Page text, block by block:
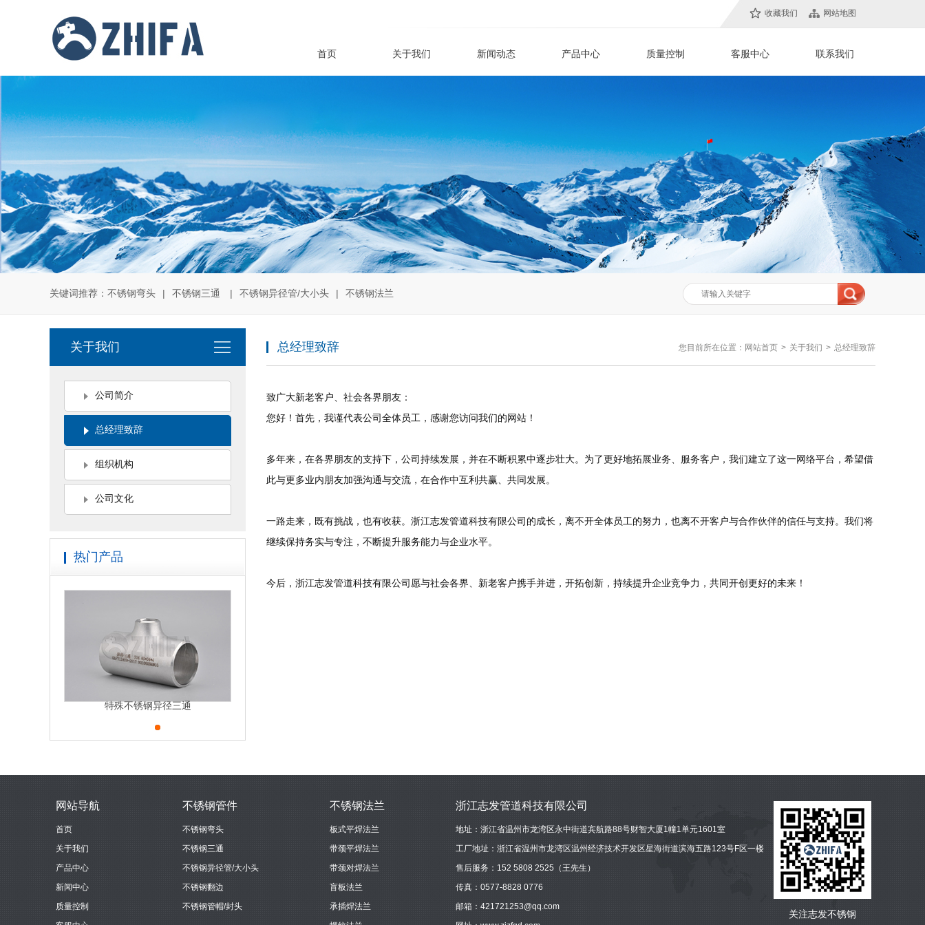
收藏我们 网站地图
首页 关于我们 新闻动态 产品中心 质量控制 客服中心 联系我们
关键词推荐： 不锈钢弯头 | 不锈钢三通 | 不锈钢异径管/大小头 | 不锈钢法兰
关于我们
公司简介
总经理致辞
组织机构
公司文化
热门产品
特殊不锈钢异径三通
总经理致辞 您目前所在位置： 网站首页 > 关于我们 > 总经理致辞
致广大新老客户、社会各界朋友：
您好！首先，我谨代表公司全体员工，感谢您访问我们的网站！
多年来，在各界朋友的支持下，公司持续发展，并在不断积累中逐步壮大。为了更好地拓展业务、服务客户，我们建立了这一网络平台，希望借
此与更多业内朋友加强沟通与交流，在合作中互利共赢、共同发展。
一路走来，既有挑战，也有收获。浙江志发管道科技有限公司的成长，离不开全体员工的努力，也离不开客户与合作伙伴的信任与支持。我们将
继续保持务实与专注，不断提升服务能力与企业水平。
今后，浙江志发管道科技有限公司愿与社会各界、新老客户携手并进，开拓创新，持续提升企业竞争力，共同开创更好的未来！
网站导航
首页
关于我们
产品中心
新闻中心
质量控制
不锈钢管件
不锈钢弯头
不锈钢三通
不锈钢异径管/大小头
不锈钢翻边
不锈钢管帽/封头
不锈钢法兰
板式平焊法兰
带颈平焊法兰
带颈对焊法兰
盲板法兰
承插焊法兰
浙江志发管道科技有限公司
地址：浙江省温州市龙湾区永中街道宾航路88号财智大厦1幢1单元1601室
工厂地址：浙江省温州市龙湾区温州经济技术开发区星海街道滨海五路123号F区一楼
售后服务： 152 5808 2525 （王先生）
传真：0577-8828 0776
邮箱： 421721253@qq.com
关注志发不锈钢